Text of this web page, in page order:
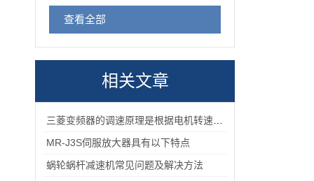
查看全部
相关文章
MR-J3S伺服放大器具有以下特点
蜗轮蜗杆减速机常见问题及解决方法